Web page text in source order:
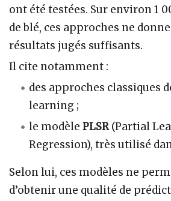
ont été testées. Sur environ 1
de blé, ces approches ne
résultats jugés suffisants.
Il cite notamment :
des approches classiques
learning ;
le modèlePLSR(Partial
Regression), très utilisé
Selon lui, ces modèles ne
d’obtenir une qualité de